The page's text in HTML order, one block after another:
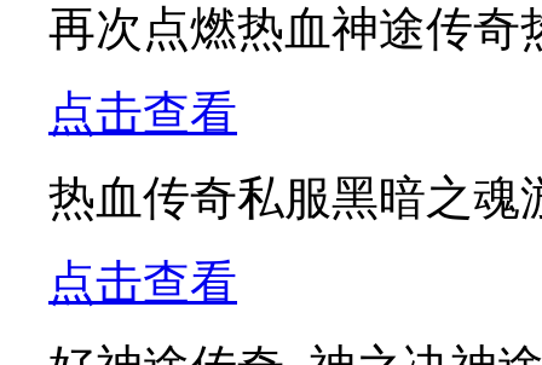
再次点燃热血神途传奇
点击查看
热血传奇私服黑暗之魂
点击查看